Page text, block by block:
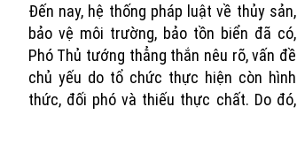
Đến nay, hệ thống pháp luật về thủy sản,
bảo vệ môi trường, bảo tồn biển đã có,
Phó Thủ tướng thẳng thắn nêu rõ, vấn đề
chủ yếu do tổ chức thực hiện còn hình
thức, đối phó và thiếu thực chất. Do đó,